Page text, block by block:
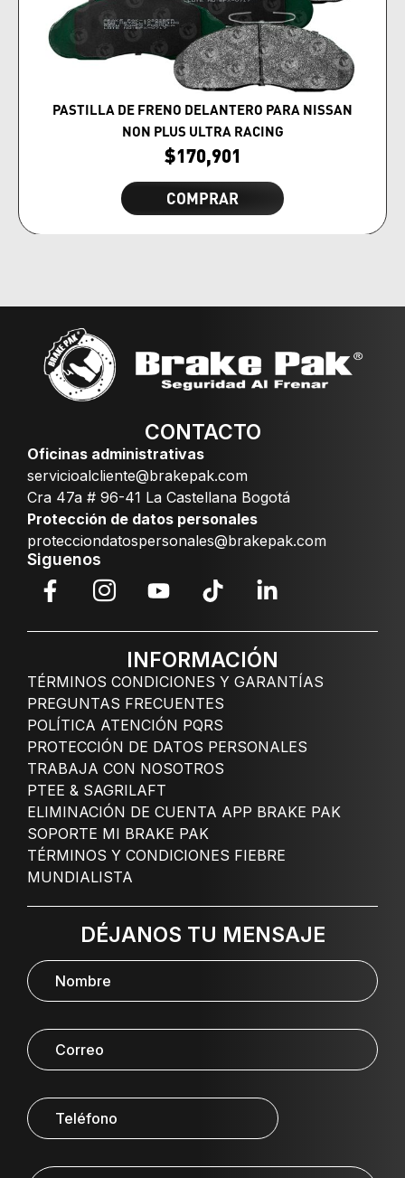
PASTILLA DE FRENO DELANTERO PARA NISSAN
NON PLUS ULTRA RACING
$170,901
COMPRAR
CONTACTO
Oficinas administrativas
servicioalcliente@brakepak.com
Cra 47a # 96-41 La Castellana Bogotá
Protección de datos personales
protecciondatospersonales@brakepak.com
Siguenos
INFORMACIÓN
TÉRMINOS CONDICIONES Y GARANTÍAS
PREGUNTAS FRECUENTES
POLÍTICA ATENCIÓN PQRS
PROTECCIÓN DE DATOS PERSONALES
TRABAJA CON NOSOTROS
PTEE & SAGRILAFT
ELIMINACIÓN DE CUENTA APP BRAKE PAK
SOPORTE MI BRAKE PAK
TÉRMINOS Y CONDICIONES FIEBRE
MUNDIALISTA
DÉJANOS TU MENSAJE